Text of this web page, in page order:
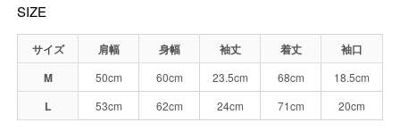
SIZE
サイズ 肩幅 身幅 袖丈 着丈
袖口
M
50cm 60cm 23.5cm 68cm 18.5cm
L 53cm 62cm 24cm 71cm 20cm